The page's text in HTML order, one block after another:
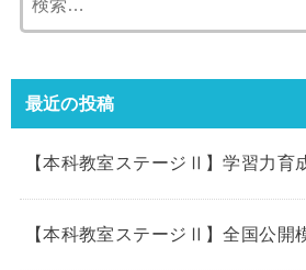
索:
最近の投稿
【本科教室ステージⅡ】学習力育
【本科教室ステージⅡ】全国公開